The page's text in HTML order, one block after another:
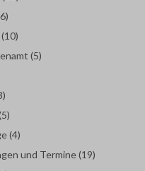
(10)
(5)
(4)
und Termine(19)